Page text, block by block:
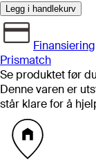
Legg i handlekurv
Finansiering
Prismatch
Se produktet før
Denne varen er
står klare for å